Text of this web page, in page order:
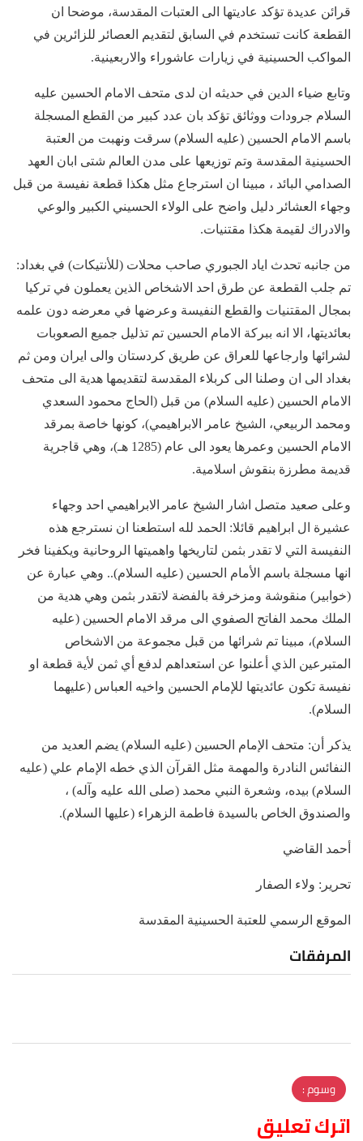
قرائن عديدة تؤكد عاديتها الى العتبات المقدسة، موضحا ان
القطعة كانت تستخدم في السابق لتقديم العصائر للزائرين في
المواكب الحسينية في زيارات عاشوراء والاربعينية.
وتابع ضياء الدين في حديثه ان لدى متحف الامام الحسين عليه
السلام جرودات ووثائق تؤكد بان عدد كبير من القطع المسجلة
باسم الامام الحسين (عليه السلام) سرقت ونهبت من العتبة
الحسينية المقدسة وتم توزيعها على مدن العالم شتى ابان العهد
الصدامي البائد ، مبينا ان استرجاع مثل هكذا قطعة نفيسة من قبل
وجهاء العشائر دليل واضح على الولاء الحسيني الكبير والوعي
والادراك لقيمة هكذا مقتنيات.
من جانبه تحدث اياد الجبوري صاحب محلات (للأنتيكات) في بغداد:
تم جلب القطعة عن طرق احد الاشخاص الذين يعملون في تركيا
بمجال المقتنيات والقطع النفيسة وعرضها في معرضه دون علمه
بعائديتها، الا انه ببركة الامام الحسين تم تذليل جميع الصعوبات
لشرائها وارجاعها للعراق عن طريق كردستان والى ايران ومن ثم
بغداد الى ان وصلنا الى كربلاء المقدسة لتقديمها هدية الى متحف
الامام الحسين (عليه السلام) من قبل (الحاج محمود السعدي
ومحمد الربيعي، الشيخ عامر الابراهيمي)، كونها خاصة بمرقد
الامام الحسين وعمرها يعود الى عام (1285 هـ)، وهي قاجرية
قديمة مطرزة بنقوش اسلامية.
وعلى صعيد متصل اشار الشيخ عامر الابراهيمي احد وجهاء
عشيرة ال ابراهيم قائلا: الحمد لله استطعنا ان نسترجع هذه
النفيسة التي لا تقدر بثمن لتاريخها واهميتها الروحانية ويكفينا فخر
انها مسجلة باسم الأمام الحسين (عليه السلام).. وهي عبارة عن
(خوابير) منقوشة ومزخرفة بالفضة لاتقدر بثمن وهي هدية من
الملك محمد الفاتح الصفوي الى مرقد الامام الحسين (عليه
السلام)، مبينا تم شرائها من قبل مجموعة من الاشخاص
المتبرعين الذي أعلنوا عن استعداهم لدفع أي ثمن لأية قطعة او
نفيسة تكون عائديتها للإمام الحسين واخيه العباس (عليهما
السلام).
يذكر أن: متحف الإمام الحسين (عليه السلام) يضم العديد من
النفائس النادرة والمهمة مثل القرآن الذي خطه الإمام علي (عليه
السلام) بيده، وشعرة النبي محمد (صلى الله عليه وآله) ،
والصندوق الخاص بالسيدة فاطمة الزهراء (عليها السلام).
أحمد القاضي
تحرير: ولاء الصفار
الموقع الرسمي للعتبة الحسينية المقدسة
المرفقات
وسوم :
اترك تعليق